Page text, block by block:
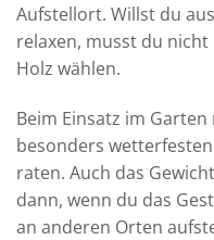
Aufstellort. Willst du
relaxen, musst du
Holz wählen.
Beim Einsatz im
besonders
raten. Auch das
dann, wenn du das
an anderen Orten